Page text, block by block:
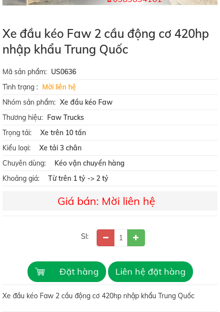
Xe đầu kéo Faw 2 cầu động cơ 420hp
nhập khẩu Trung Quốc
Mã sản phẩm: US0636
Tình trạng : Mời liên hệ
Nhóm sản phẩm: Xe đầu kéo Faw
Thương hiệu: Faw Trucks
Trọng tải:
Xe trên 10 tấn
Kiểu loại:
Xe tải 3 chân
Chuyên dùng:
Kéo vận chuyển hàng
Khoảng giá:
Từ trên 1 tỷ -> 2 tỷ
Giá bán: Mời liên hệ
Sl:
Đặt hàng Liên hệ đặt hàng
Xe đầu kéo Faw 2 cầu động cơ 420hp nhập khẩu Trung Quốc